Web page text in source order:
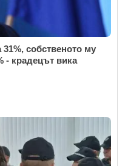
собственото му
- крадецът вика